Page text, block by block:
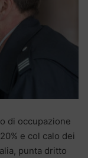
di occupazione
e col calo dei
punta dritto